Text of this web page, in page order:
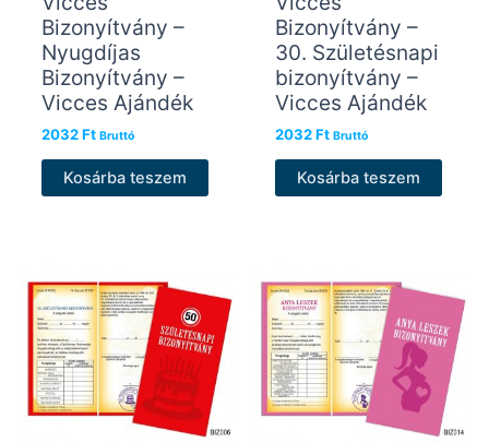
Bizonyítvány –
Nyugdíjas
Bizonyítvány –
Vicces Ajándék
2032Ft Bruttó
Kosárba teszem
Bizonyítvány –
30. Születésnapi
bizonyítvány –
Vicces Ajándék
2032Ft Bruttó
Kosárba teszem